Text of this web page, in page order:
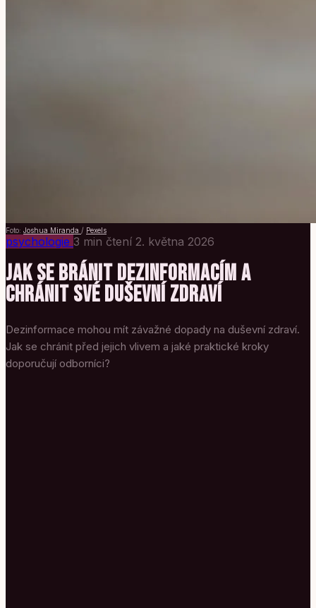
Foto: Joshua Miranda / Pexels
psychologie 3 min čtení 2. května 2026
JAK SE BRÁNIT DEZINFORMACÍM A
CHRÁNIT SVÉ DUŠEVNÍ ZDRAVÍ
Dezinformace mohou mít závažné dopady na duševní zdraví.
Jak se chránit před jejich vlivem a jaké praktické kroky
doporučují odborníci?